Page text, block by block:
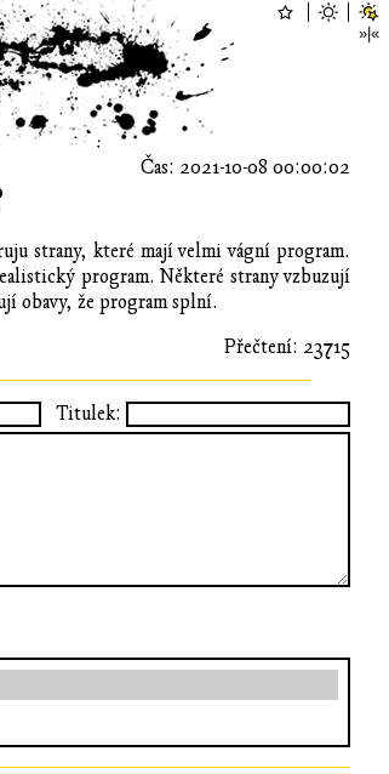
Čas: 2021-10-08 00:00:02
strany, které mají velmi vágní program.
program. Některé strany vzbuzují
obavy, že program splní.
Přečtení: 23715
Titulek: